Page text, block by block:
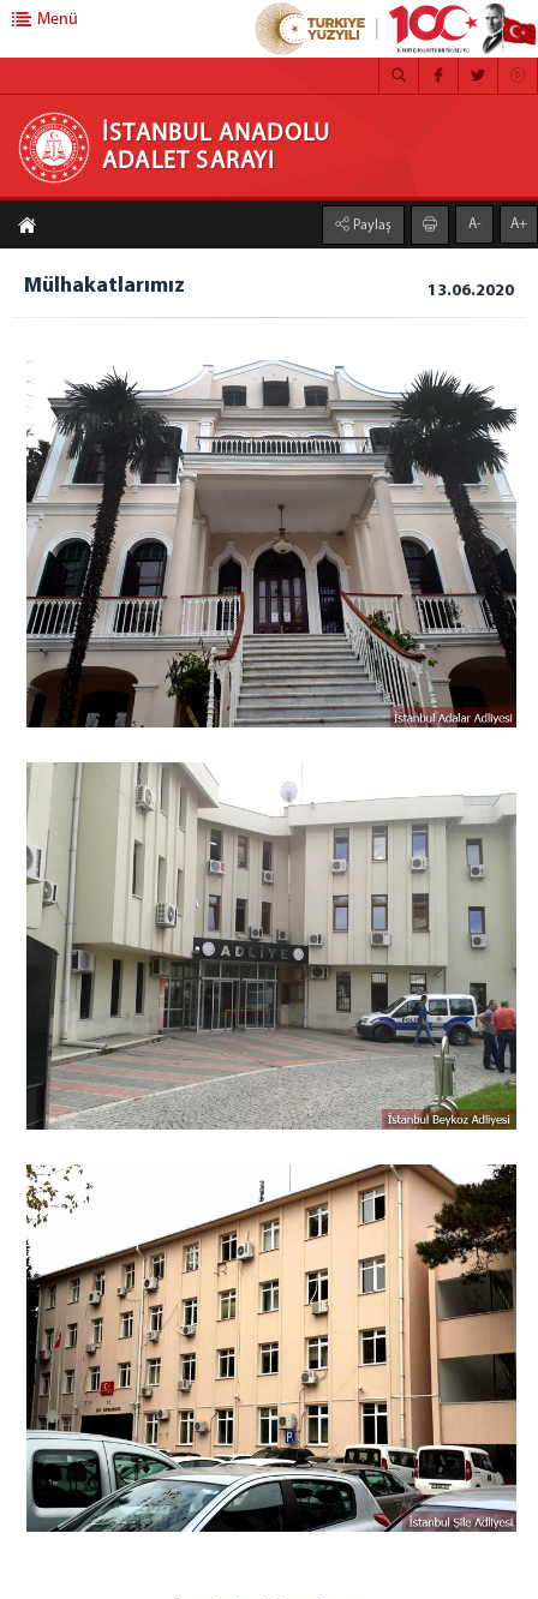
İSTANBUL ANADOLU ADALET SARAYI
ANA SAYFA
ADLİYEMİZ
Anadolu Adalet Sarayı
Yerleşim Planı
Bilgi İşlem Müdürlüğü
Mağdur Hizmetleri Müdürlüğü
Medya İletişim Bürosu
İcra Müdürlükleri
Hizmet Birimleri
Denetimli Serbestlik Müdürlüğü
Ön Bürolar
Ceza İnfaz Kurumları
Faaliyet Raporları
Mevkute Beyannamesi
Tanıtım Videomuz
C. BAŞSAVCILIĞI
KOMİSYON
MÜLHAKAT
Adalar Adliyesi
Beykoz Adliyesi
Şile Adliyesi
İLETİŞİM
İletişim & Ulaşım
Telefon Rehberi
Kurumsal Kimlik
Menü
İSTANBUL ANADOLU
ADALET SARAYI
Paylaş A- A+
Mülhakatlarımız 13.06.2020